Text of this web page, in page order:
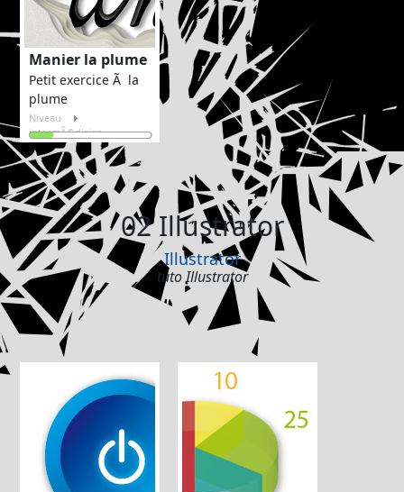
Niveau
intermÃ©diaire
Manier la plume
Petit exercice Ã la
plume
02 Illustrator
Illustrator
tuto Illustrator